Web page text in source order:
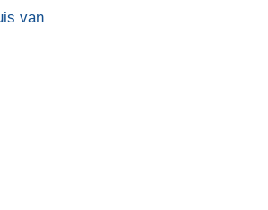
van